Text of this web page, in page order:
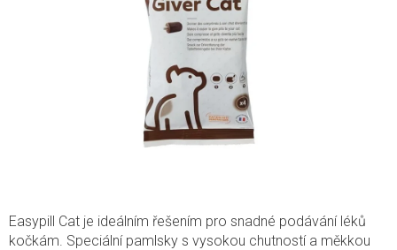
Easypill Cat je ideálním řešením pro snadné podávání léků
kočkám. Speciální pamlsky s vysokou chutností a měkkou